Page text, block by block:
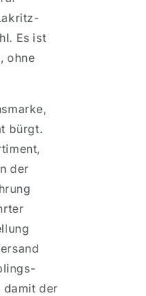
Es ist
ohne
bürgt.
der
damit der